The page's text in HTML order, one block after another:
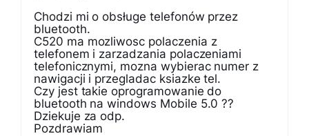
Chodzi mi o obsługe telefonów przez
bluetooth.
C520 ma mozliwosc polaczenia z
telefonem i zarzadzania polaczeniami
telefonicznymi, mozna wybierac numer z
nawigacji i przegladac ksiazke tel.
Czy jest takie oprogramowanie do
bluetooth na windows Mobile 5.0 ??
Dziekuje za odp.
Pozdrawiam